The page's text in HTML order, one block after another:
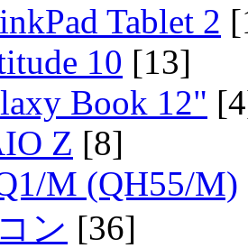
Tablet 2
10 [13]
Book 12"
Z [8]
M (QH55/M)
ン [36]